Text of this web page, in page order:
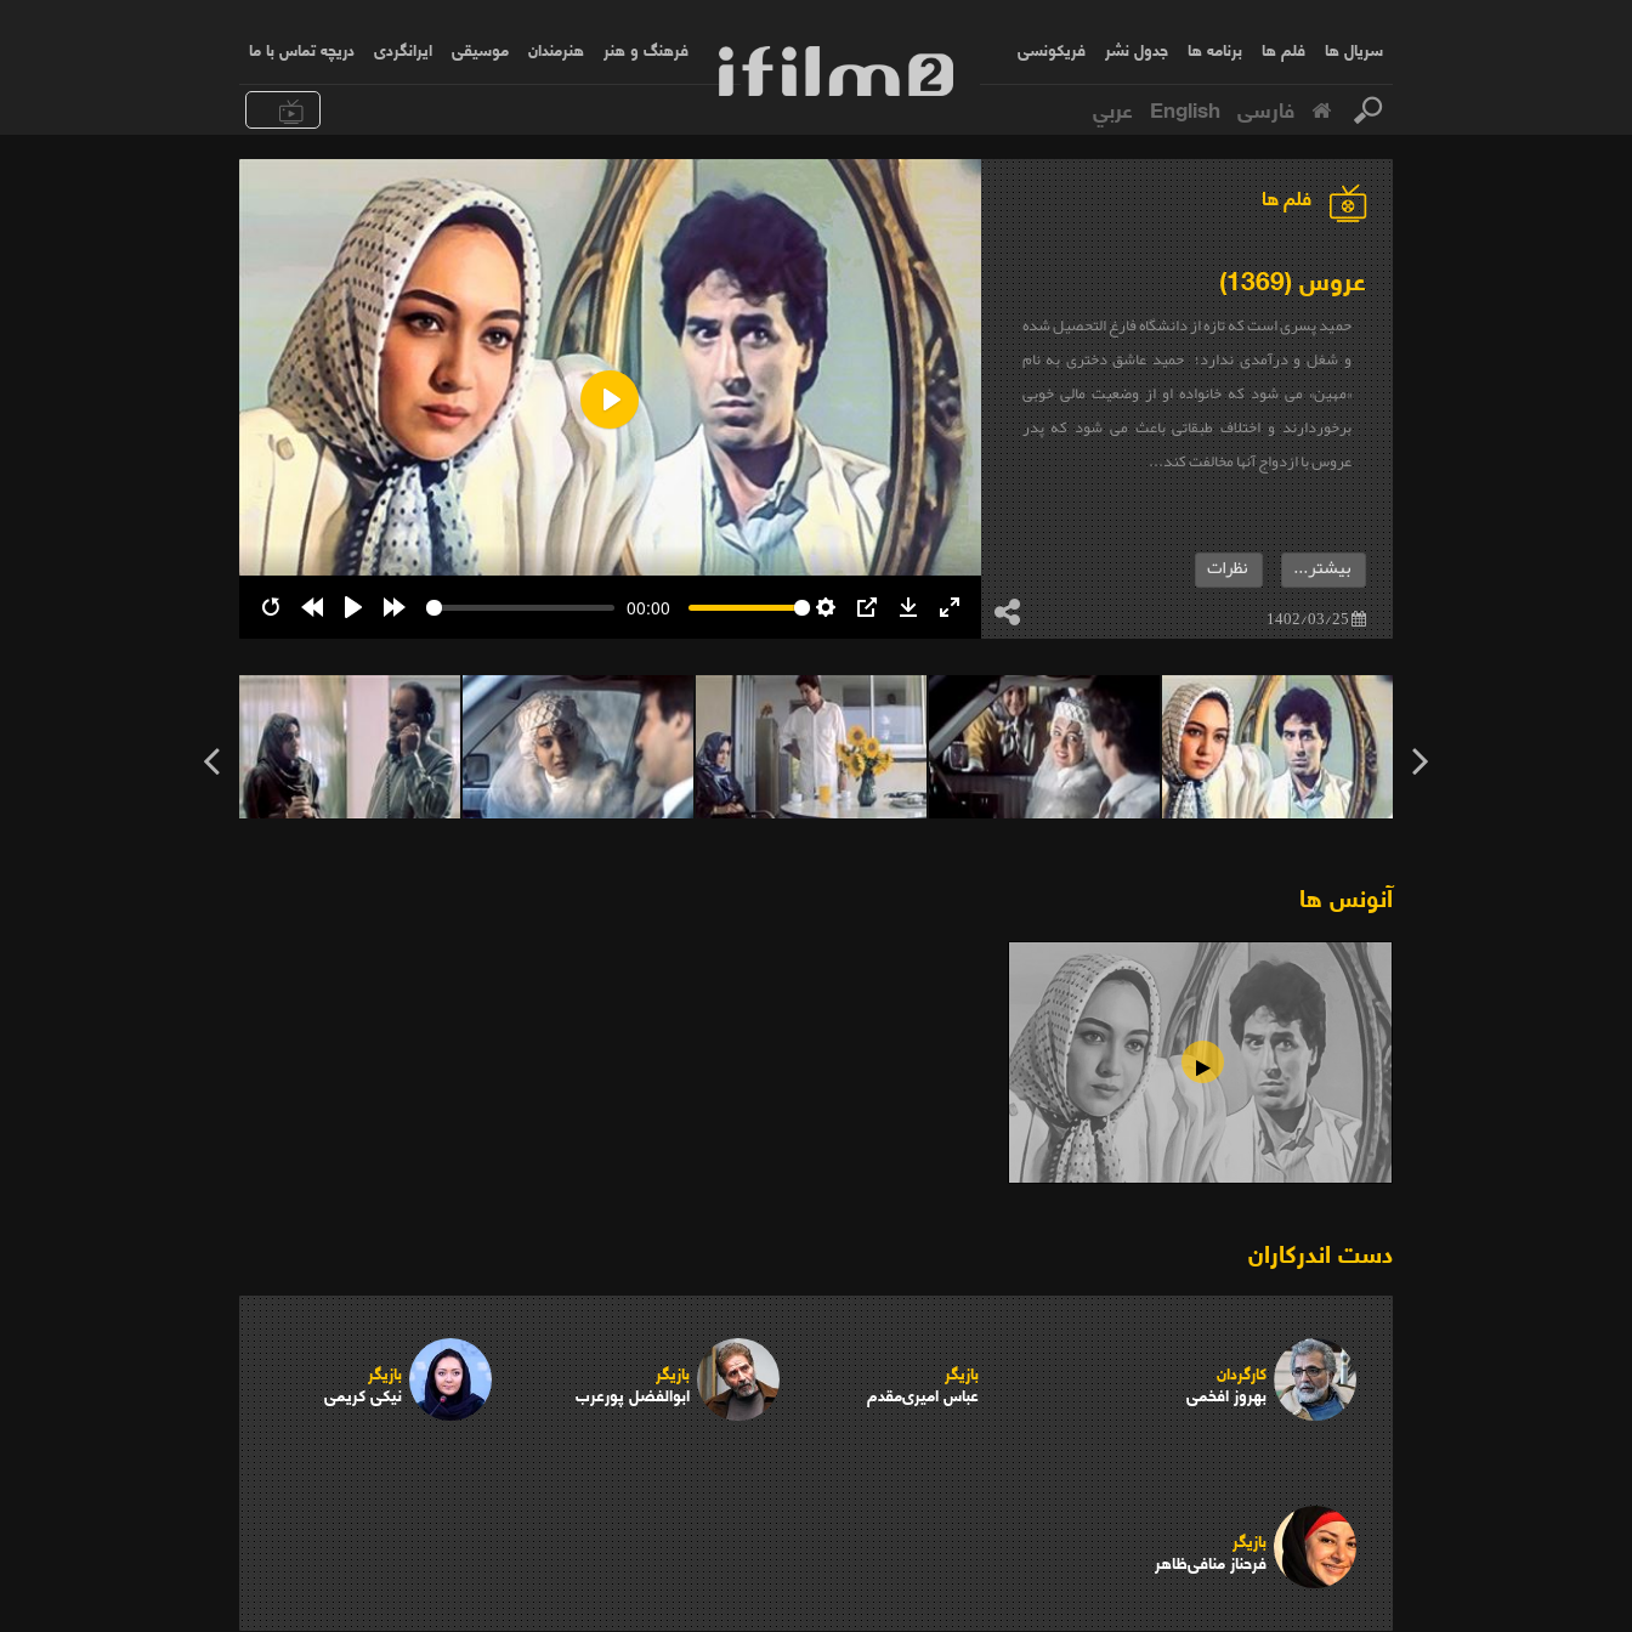
سریال ها فلم ها برنامه ها جدول نشر فریکونسی فرهنگ و هنر هنرمندان موسیقی ایرانگردی دریچه تماس با ما
فارسی English عربي
فلم ها
عروس (1369)
حمید پسری است که تازه از دانشگاه فارغ التحصیل شده
و شغل و درآمدی ندارد؛ حمید عاشق دختری به نام
«مهین» می شود که خانواده او از وضعیت مالی خوبی
برخوردارند و اختلاف طبقاتی باعث می شود که پدر
عروس با ازدواج آنها مخالفت کند...
1402/03/25
بیشتر... نظرات
00:00
Download
Enter
fullscreen
Play
آنونس ها
دست اندرکاران
کارگردان
بهروز افخمی
بازیگر
عباس امیری‌مقدم
بازیگر
ابوالفضل پورعرب
بازیگر
نیکی کریمی
بازیگر
فرحناز منافی‌ظاهر